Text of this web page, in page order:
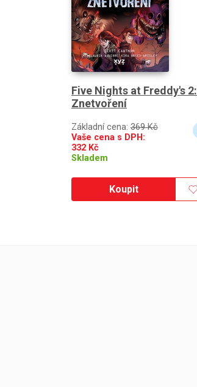
Five Nights at Freddy's 2:
Znetvoření
Základní cena: 369 Kč
Vaše cena s DPH:
332 Kč
Skladem
Koupit